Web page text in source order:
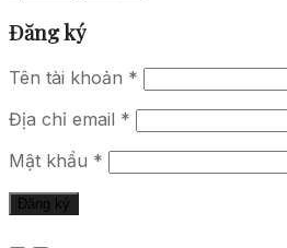
Đăng ký
Tên tài khoản *
Địa chỉ email *
Mật khẩu *
Đăng ký